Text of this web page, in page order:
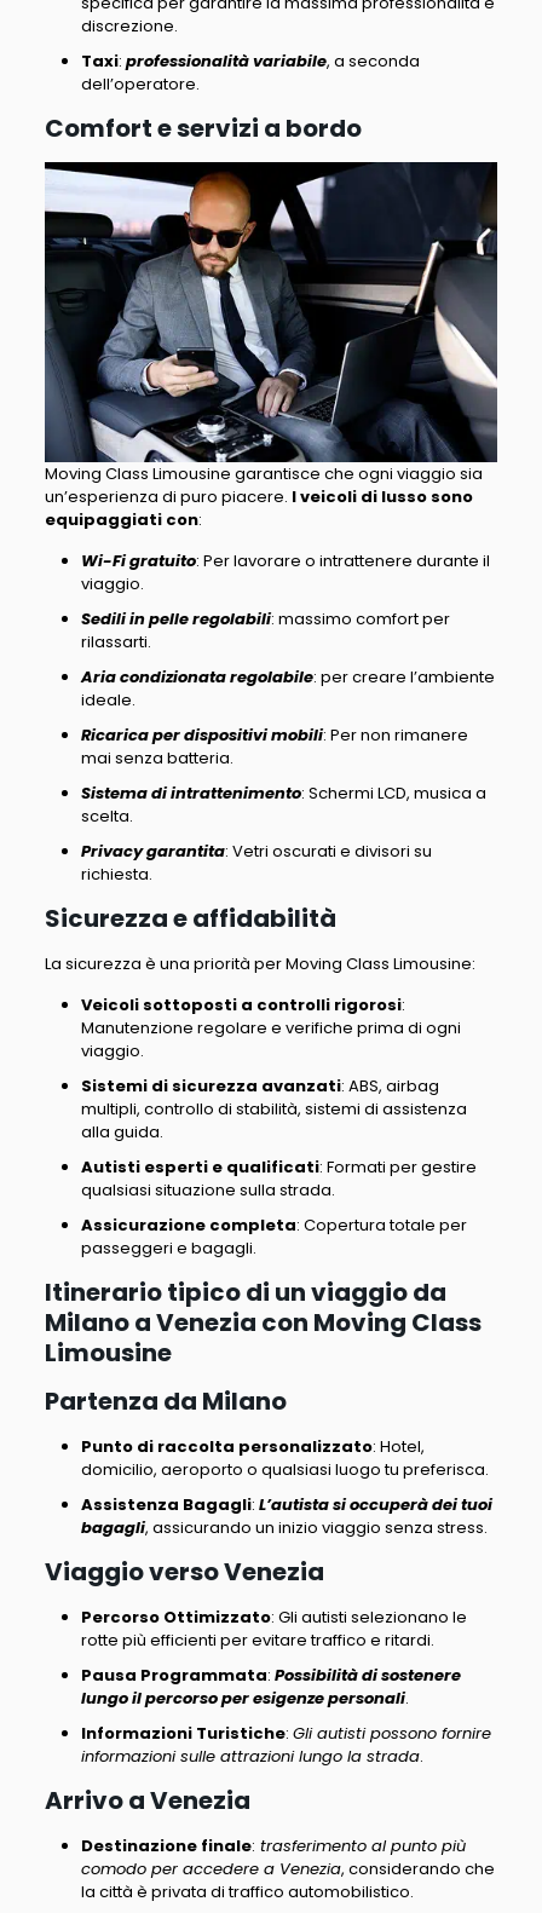
discrezione.
Taxi: professionalità variabile, a seconda
dell’operatore.
Comfort e servizi a bordo
Moving Class Limousine garantisce che ogni viaggio sia
un’esperienza di puro piacere. I veicoli di lusso sono
equipaggiati con:
Wi-Fi gratuito: Per lavorare o intrattenere durante il
viaggio.
Sedili in pelle regolabili: massimo comfort per
rilassarti.
Aria condizionata regolabile: per creare l’ambiente
ideale.
Ricarica per dispositivi mobili: Per non rimanere
mai senza batteria.
Sistema di intrattenimento: Schermi LCD, musica a
scelta.
Privacy garantita: Vetri oscurati e divisori su
richiesta.
Sicurezza e affidabilità
La sicurezza è una priorità per Moving Class Limousine:
Veicoli sottoposti a controlli rigorosi:
Manutenzione regolare e verifiche prima di ogni
viaggio.
Sistemi di sicurezza avanzati: ABS, airbag
multipli, controllo di stabilità, sistemi di assistenza
alla guida.
Autisti esperti e qualificati: Formati per gestire
qualsiasi situazione sulla strada.
Assicurazione completa: Copertura totale per
passeggeri e bagagli.
Itinerario tipico di un viaggio da
Milano a Venezia con Moving Class
Limousine
Partenza da Milano
Punto di raccolta personalizzato: Hotel,
domicilio, aeroporto o qualsiasi luogo tu preferisca.
Assistenza Bagagli: L’autista si occuperà dei tuoi
bagagli, assicurando un inizio viaggio senza stress.
Viaggio verso Venezia
Percorso Ottimizzato: Gli autisti selezionano le
rotte più efficienti per evitare traffico e ritardi.
Pausa Programmata: Possibilità di sostenere
lungo il percorso per esigenze personali.
Informazioni Turistiche: Gli autisti possono fornire
informazioni sulle attrazioni lungo la strada.
Arrivo a Venezia
Destinazione finale: trasferimento al punto più
comodo per accedere a Venezia, considerando che
la città è privata di traffico automobilistico.